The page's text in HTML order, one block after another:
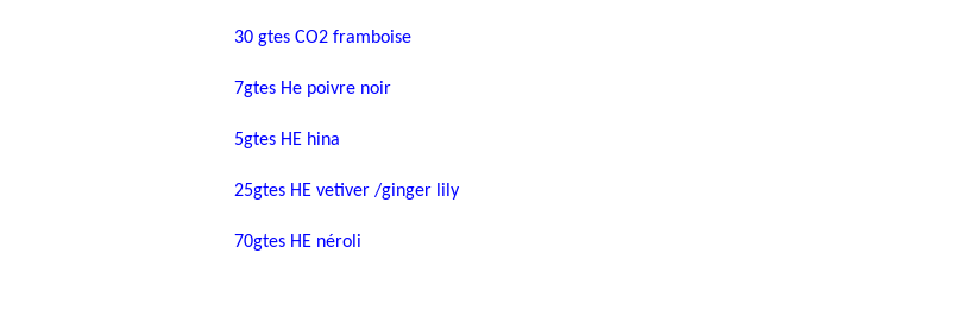
30 gtes CO2 framboise
7gtes He poivre noir
5gtes HE hina
25gtes HE vetiver /ginger lily
70gtes HE néroli